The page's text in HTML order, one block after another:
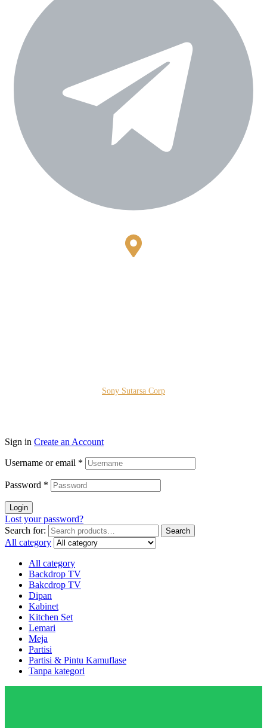
Sony Sutarsa Corp
Sign in Create an Account
Username or email *
Password *
Login
Lost your password?
Search for:
Search
All category
All category
Backdrop TV
Bakcdrop TV
Dipan
Kabinet
Kitchen Set
Lemari
Meja
Partisi
Partisi & Pintu Kamuflase
Tanpa kategori